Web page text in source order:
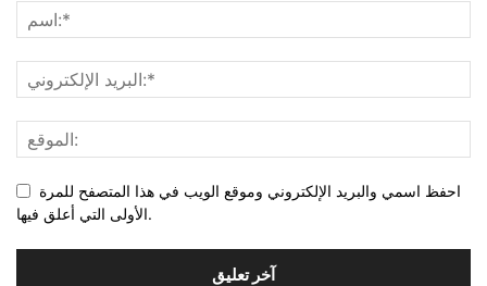
احفظ اسمي والبريد الإلكتروني وموقع الويب في هذا المتصفح للمرة
الأولى التي أعلق فيها.